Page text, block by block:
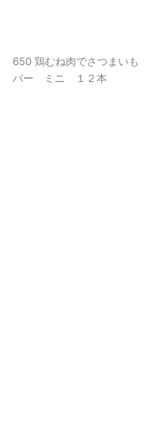
650 鶏むね肉でさつまいも
バー ミニ １２本